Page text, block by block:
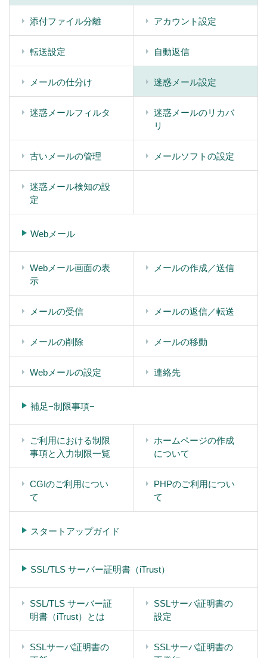
添付ファイル分離 アカウント設定
転送設定 自動返信
メールの仕分け 迷惑メール設定
迷惑メールフィルタ
迷惑メールのリカバ
リ
古いメールの管理 メールソフトの設定
迷惑メール検知の設
定
Webメール
Webメール画面の表
示
メールの作成／送信
メールの受信 メールの返信／転送
メールの削除 メールの移動
Webメールの設定 連絡先
補足−制限事項−
ご利用における制限
事項と入力制限一覧
ホームページの作成
について
CGIのご利用につい
て
PHPのご利用につい
て
スタートアップガイド
SSL/TLS サーバー証明書（iTrust）
SSL/TLS サーバー証
明書（iTrust）とは
SSLサーバ証明書の
設定
SSLサーバ証明書の
SSLサーバ証明書の